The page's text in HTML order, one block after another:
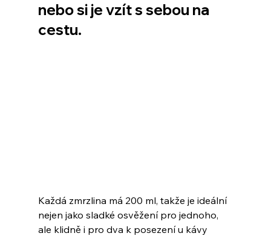
nebo si je vzít s sebou na
cestu.
Každá zmrzlina má 200 ml, takže je ideální
nejen jako sladké osvěžení pro jednoho,
ale klidně i pro dva k posezení u kávy